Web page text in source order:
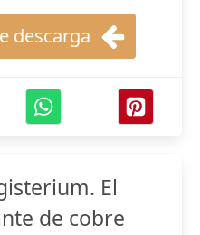
descarga
El
de cobre